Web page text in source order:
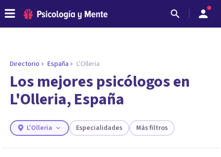
ENCONTRAR MI TERAPEUTA
¿Necesitas ayuda para encontrar el
psicólogo adecuado?
Responde a unas breves preguntas y te ofreceremos
necesidades.
Directorio España L'Olleria
Los mejores psicólogos en
L'Olleria, España
L'Olleria Especialidades Más filtros